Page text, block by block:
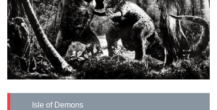
Isle of Demons